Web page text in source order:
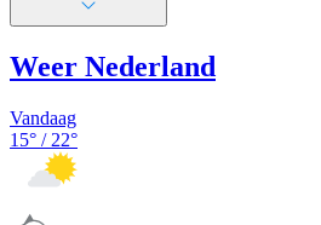
Weer Nederland
Vandaag
15° / 22°